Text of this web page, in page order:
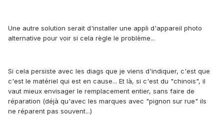
Une autre solution serait d'installer une appli d'appareil photo
alternative pour voir si cela règle le problème...
Si cela persiste avec les diags que je viens d'indiquer, c'est que
c'est le matériel qui est en cause... Et là, si c'est du "chinois", il
vaut mieux envisager le remplacement entier, sans faire de
réparation (déjà qu'avec les marques avec "pignon sur rue" ils
ne réparent pas souvent...)